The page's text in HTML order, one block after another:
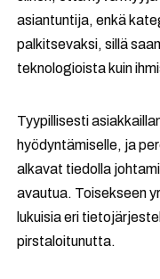
asiantuntija, enkä
palkitsevaksi, sillä
teknologioista kuin
Tyypillisesti
hyödyntämiselle, ja
alkavat tiedolla
avautua. Toisekseen
lukuisia eri
pirstaloitunutta.